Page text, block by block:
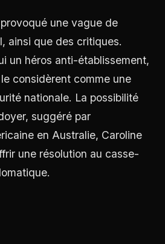
une vague de
ainsi que des critiques.
un héros anti-établissement,
considèrent comme une
nationale. La possibilité
suggéré par
en Australie, Caroline
une résolution au casse-
​.